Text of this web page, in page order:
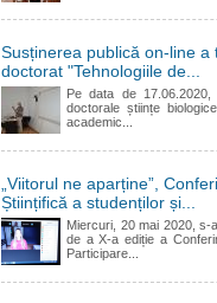
Susținerea publică on-line a
doctorat "Tehnologiile de...
Pe data de
doctorale științe
academic...
„Viitorul ne aparține”,
Științifică a studenților și...
Miercuri, 20 mai 2020, s-
de a X-a ediție a
Participare...